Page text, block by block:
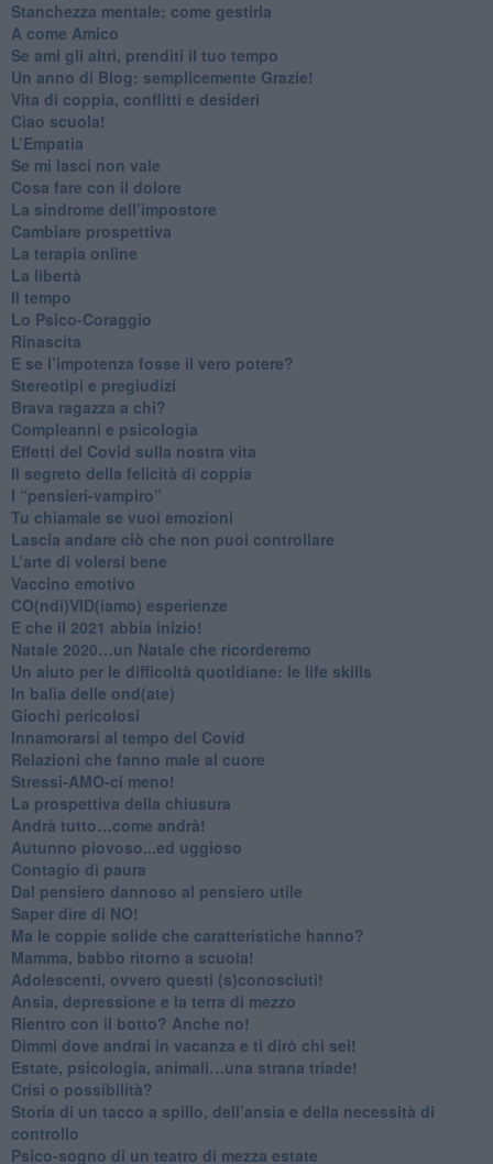
​Stanchezza mentale: come gestirla
​A come Amico
​Se ami gli altri, prenditi il tuo tempo
​Un anno di Blog: semplicemente Grazie!
​Vita di coppia, conflitti e desideri
​Ciao scuola!
​L’Empatia
​Se mi lasci non vale
Cosa fare con il dolore
​La sindrome dell’impostore
​Cambiare prospettiva
La terapia online
La libertà
​Il tempo
​Lo Psico-Coraggio
Rinascita
​E se l’impotenza fosse il vero potere?
Stereotipi e pregiudizi
​Brava ragazza a chi?
​Compleanni e psicologia
Effetti del Covid sulla nostra vita
Il segreto della felicità di coppia
​I “pensieri-vampiro”
​Tu chiamale se vuoi emozioni
​Lascia andare ciò che non puoi controllare
L’arte di volersi bene
​Vaccino emotivo
CO(ndi)VID(iamo) esperienze
​E che il 2021 abbia inizio!
​Natale 2020…un Natale che ricorderemo
Un aiuto per le difficoltà quotidiane: le life skills
​In balia delle ond(ate)
Giochi pericolosi
Innamorarsi al tempo del Covid
​Relazioni che fanno male al cuore
​Stressi-AMO-ci meno!
​La prospettiva della chiusura
​Andrà tutto…come andrà!
Autunno piovoso...ed uggioso
​Contagio di paura
​Dal pensiero dannoso al pensiero utile
​Saper dire di NO!
​Ma le coppie solide che caratteristiche hanno?
​Mamma, babbo ritorno a scuola!
Adolescenti, ovvero questi (s)conosciuti!
Ansia, depressione e la terra di mezzo
​Rientro con il botto? Anche no!
Dimmi dove andrai in vacanza e ti dirò chi sei!
​Estate, psicologia, animali…una strana triade!
​Crisi o possibilità?
​Storia di un tacco a spillo, dell’ansia e della necessità di
controllo
​Psico-sogno di un teatro di mezza estate